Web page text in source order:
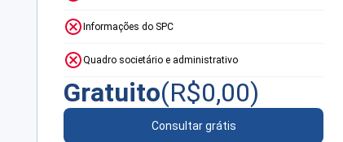
Informações do SPC
Quadro societário e administrativo
Gratuito(R$0,00)
Consultar grátis